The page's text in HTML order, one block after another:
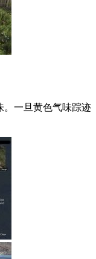
一旦黄色气味踪迹